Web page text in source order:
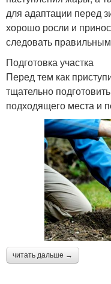
для адаптации перед
хорошо росли и
следовать
Подготовка участка
Перед тем как
тщательно
подходящего места и
читать дальше →